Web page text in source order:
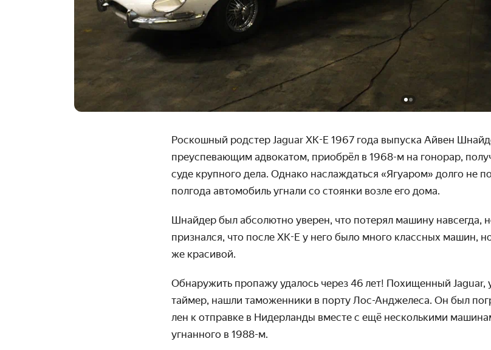
Роскошный родстер Jaguar XK-E 1967 года выпуска Айвен
преуспе­вающим адвокатом, приобрёл в 1968-м на гонорар,
суде крупного дела. Однако наслаж­даться «Ягуаром» долго не
полгода автомо­биль угнали со стоянки возле его дома.
Шнайдер был абсолютно уверен, что потерял машину навсегда,
признался, что после XK-E у него было много классных машин,
же красивой.
Обнаружить пропажу удалось через 46 лет! Похищенный Jaguar,
таймер, нашли таможен­ники в порту Лос-Анд­желеса. Он был
лен к отправке в Нидер­ланды вместе с ещё несколькими
угнанного в 1988-м.